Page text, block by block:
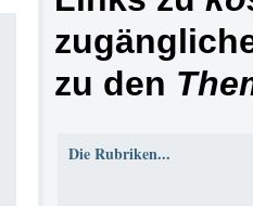
zu den
Die Rubriken...